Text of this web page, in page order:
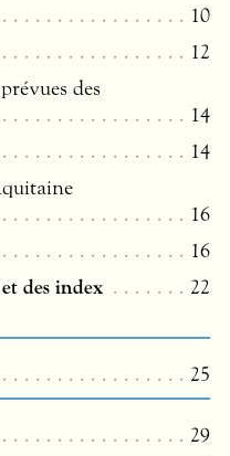
10
12
des
14
14
16
16
des index
22
25
29